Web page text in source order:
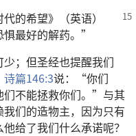
代的希望》（英语）
惧最好的解药。”
少； 但圣经也提醒我们
诗篇146:3说：“你们
们不能拯救你们。” 与其
我们的造物主， 因为只有
他给了我们什么承诺呢？